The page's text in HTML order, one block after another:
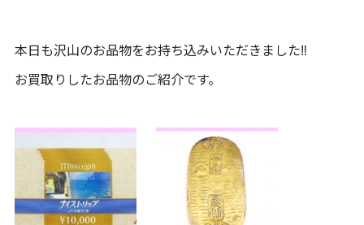
本日も沢山のお品物をお持ち込みいただきました‼️
お買取りしたお品物のご紹介です。